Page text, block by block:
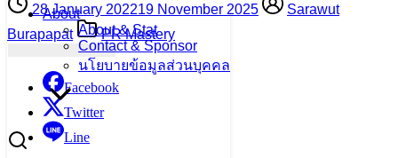
About
About & Stat
Contact & Sponsor
นโยบายข้อมูลส่วนบุคคล
28 January 202219 November 2025
Sarawut
Burapapat
PR Mastery
Facebook
Twitter
Line